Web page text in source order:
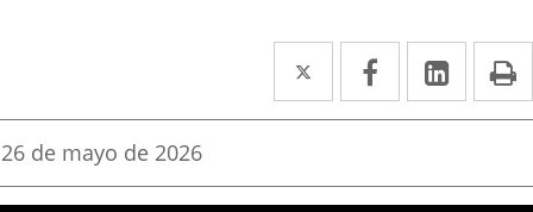
Twitter
Enlace
a
aplicación
Facebook
Enlace
a
aplicación
Enlace
a
Fecha
la
26 de mayo de 2026